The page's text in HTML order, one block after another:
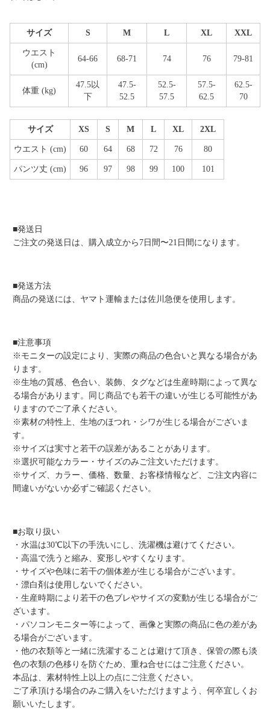
サイズ S M L XL XXL
ウエスト
(cm)
64-66 68-71 74 76 79-81
体重 (kg)
47.5以
下
47.5-
52.5
52.5-
57.5
57.5-
62.5
62.5-
70
サイズ XS S M L XL 2XL
ウエスト (cm) 60 64 68 72 76 80
パンツ丈 (cm) 96 97 98 99 100 101
■発送日
ご注文の発送日は、購入成立から7日間〜21日間になります。
■発送方法
商品の発送には、ヤマト運輸または佐川急便を使用します。
■注意事項
※モニターの設定により、実際の商品の色合いと異なる場合があ
ります。
※生地の質感、色合い、装飾、タグなどは生産時期によって異な
る場合があります。同じ商品でも若干の違いが生じる可能性があ
りますのでご了承ください。
※素材の特性上、生地のほつれ・シワが生じる場合がございま
す。
※サイズは実寸と若干の誤差があることがあります。
※選択可能なカラー・サイズのみご注文いただけます。
※サイズ、カラー、価格、数量、お客様情報など、ご注文内容に
間違いがないか必ずご確認ください。
■お取り扱い
・水温は30℃以下の手洗いにし、洗濯機は避けてください。
・高温で洗うと縮み、変形しやすくなります。
・サイズや色味に若干の個体差が生じる場合がございます。
・漂白剤は使用しないでください。
・生産時期により若干の色ブレやサイズの変動が生じる場合がご
ざいます。
・パソコンモニター等によって、画像と実際の商品に色の差があ
る場合がございます。
・他の衣類等と一緒に洗濯することは避けて頂き、保管の際も淡
色の衣類の色移りを防ぐため、重ね合せにはご注意ください。
本品は、素材特性上以上の点にご注意ください。
ご了承頂ける場合のみご購入をいただけますよう、何卒宜しくお
願いいたします。